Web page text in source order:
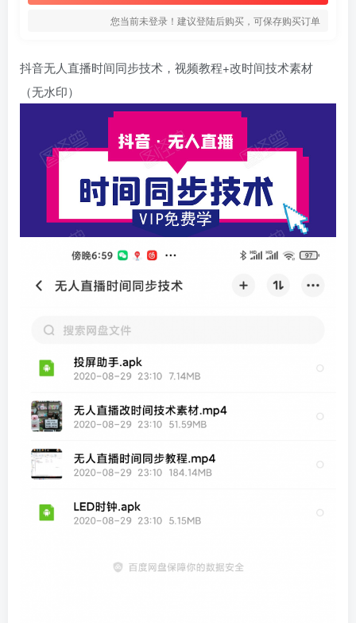
您当前未登录！建议登陆后购买，可保存购买订单
抖音无人直播时间同步技术，视频教程+改时间技术素材
（无水印）